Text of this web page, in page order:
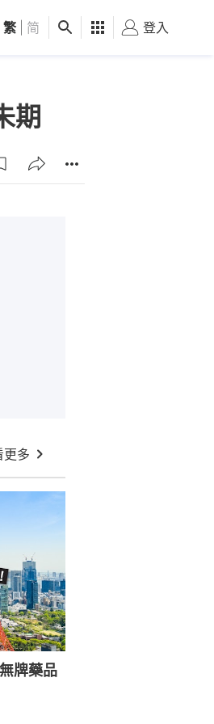
觀點 健康 好食玩飛
繁 简 登入
期
更多
牌藥品